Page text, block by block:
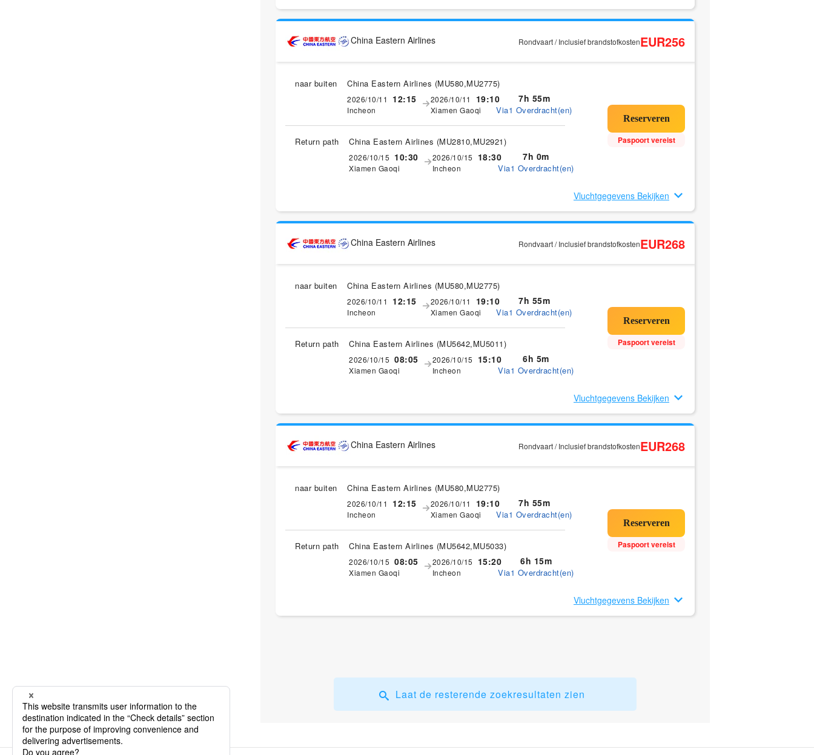
China Eastern Airlines Rondvaart / Inclusief brandstofkostenEUR256
naar buiten China Eastern Airlines (MU580,MU2775)
2026/10/11 12:15
Incheon
2026/10/11 19:10
Xiamen Gaoqi
7h 55m
Via1 Overdracht(en)
Return path China Eastern Airlines (MU2810,MU2921)
2026/10/15 10:30
Xiamen Gaoqi
2026/10/15 18:30
Incheon
7h 0m
Via1 Overdracht(en)
Paspoort vereist
Vluchtgegevens Bekijken
China Eastern Airlines Rondvaart / Inclusief brandstofkostenEUR268
naar buiten China Eastern Airlines (MU580,MU2775)
2026/10/11 12:15
Incheon
2026/10/11 19:10
Xiamen Gaoqi
7h 55m
Via1 Overdracht(en)
Return path China Eastern Airlines (MU5642,MU5011)
2026/10/15 08:05
Xiamen Gaoqi
2026/10/15 15:10
Incheon
6h 5m
Via1 Overdracht(en)
Paspoort vereist
Vluchtgegevens Bekijken
China Eastern Airlines Rondvaart / Inclusief brandstofkostenEUR268
naar buiten China Eastern Airlines (MU580,MU2775)
2026/10/11 12:15
Incheon
2026/10/11 19:10
Xiamen Gaoqi
7h 55m
Via1 Overdracht(en)
Return path China Eastern Airlines (MU5642,MU5033)
2026/10/15 08:05
Xiamen Gaoqi
2026/10/15 15:20
Incheon
6h 15m
Via1 Overdracht(en)
Paspoort vereist
Vluchtgegevens Bekijken
Laat de resterende zoekresultaten zien